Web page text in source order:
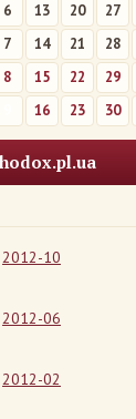
6 13 20
27
7 14 21
28
8 15 22
29
16 23 30
2012-10
2012-06
2012-02